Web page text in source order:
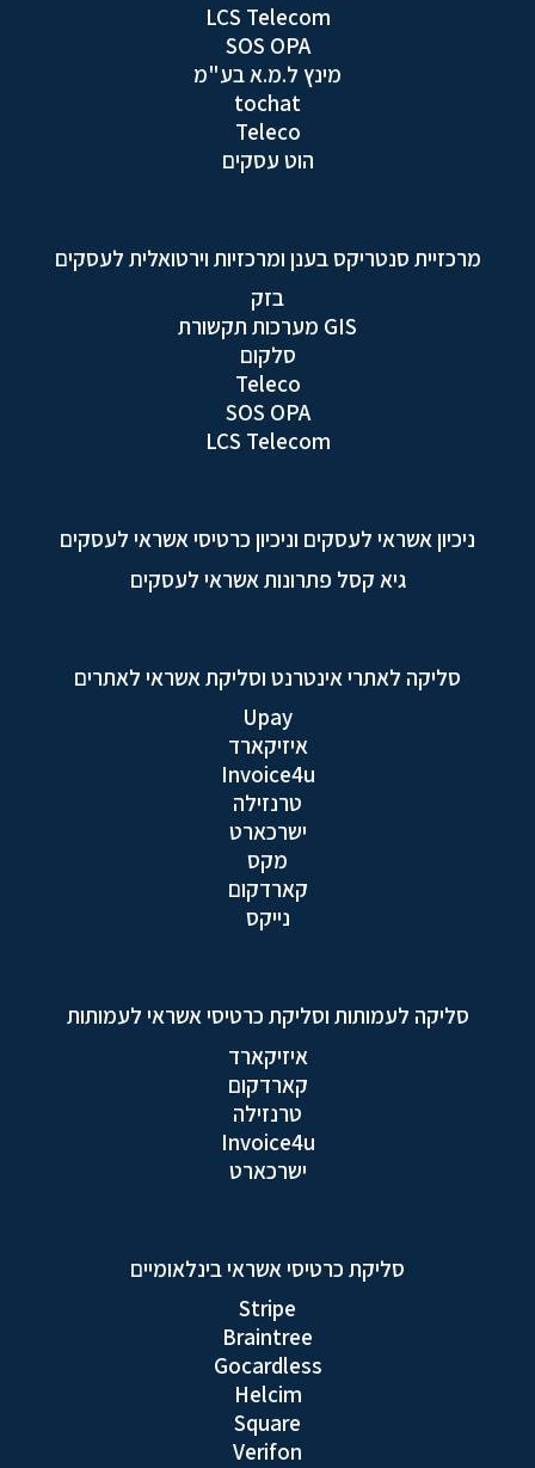
LCS Telecom
SOS OPA
מינץ ל.מ.א בע"מ
tochat
Teleco
הוט עסקים
מרכזיית סנטריקס בענן ומרכזיות וירטואלית לעסקים
בזק
GIS מערכות תקשורת
סלקום
Teleco
SOS OPA
LCS Telecom
ניכיון אשראי לעסקים וניכיון כרטיסי אשראי לעסקים
גיא קסל פתרונות אשראי לעסקים
סליקה לאתרי אינטרנט וסליקת אשראי לאתרים
Upay
איזיקארד
Invoice4u
טרנזילה
ישרכארט
מקס
קארדקום
נייקס
סליקה לעמותות וסליקת כרטיסי אשראי לעמותות
איזיקארד
קארדקום
טרנזילה
Invoice4u
ישרכארט
סליקת כרטיסי אשראי בינלאומיים
Stripe
Braintree
Gocardless
Helcim
Square
Verifon